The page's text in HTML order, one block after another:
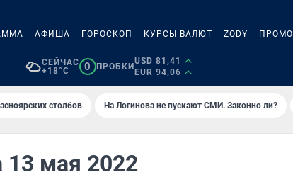
АФИША ГОРОСКОП КУРСЫ ВАЛЮТ ZODY
СЕЙЧАС
+18°C
0 ПРОБКИ
USD 81,41
EUR 94,06
столбов На Логинова не пускают СМИ. Законно ли?
13 мая 2022